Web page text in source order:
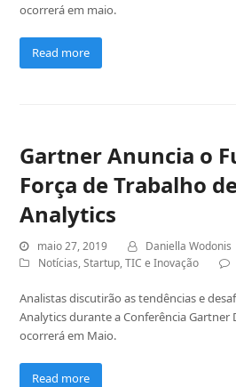
ocorrerá em maio.
Read more
Gartner Anuncia o
Força de Trabalho
Analytics
maio 27, 2019
Daniella Wodonis
Notícias,Startup,TIC e Inovação
Analistas discutirão as tendências e
Analytics durante a Conferência Gartner
ocorrerá em Maio.
Read more